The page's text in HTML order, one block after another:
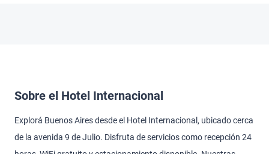
Sobre el Hotel Internacional
Explorá Buenos Aires desde el Hotel Internacional, ubicado cerca
de la avenida 9 de Julio. Disfruta de servicios como recepción 24